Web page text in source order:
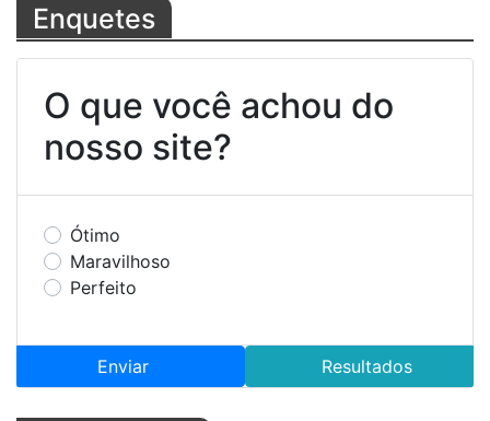
Enquetes
O que você achou do
nosso site?
Ótimo
Maravilhoso
Perfeito
Enviar Resultados